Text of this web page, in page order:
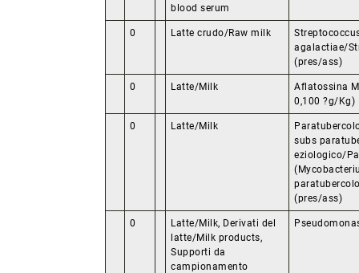
blood serum
0 Latte crudo/Raw milk
agalactiae/
(pres/ass)
0 Latte/Milk
Aflatossina
0,100 ?g/Kg)
0 Latte/Milk
subs
eziologico/
(pres/ass)
0
Latte/Milk, Derivati del
latte/Milk products,
Supporti da
campionamento